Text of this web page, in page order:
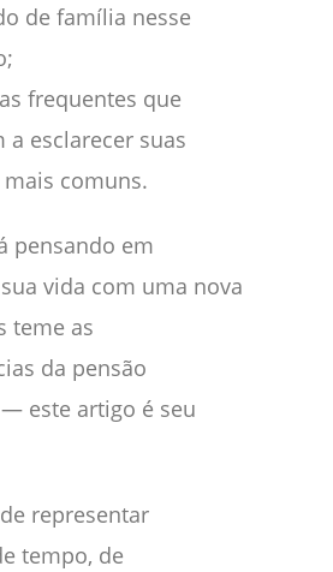
de família nesse
frequentes que
a esclarecer suas
comuns.
pensando em
vida com uma nova
teme as
da pensão
este artigo é seu
representar
tempo, de